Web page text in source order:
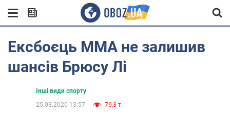
Ексбоєць MMA не залишив
шансів Брюсу Лі
Інші види спорту
25.03.2020 13:57
76,3 т.